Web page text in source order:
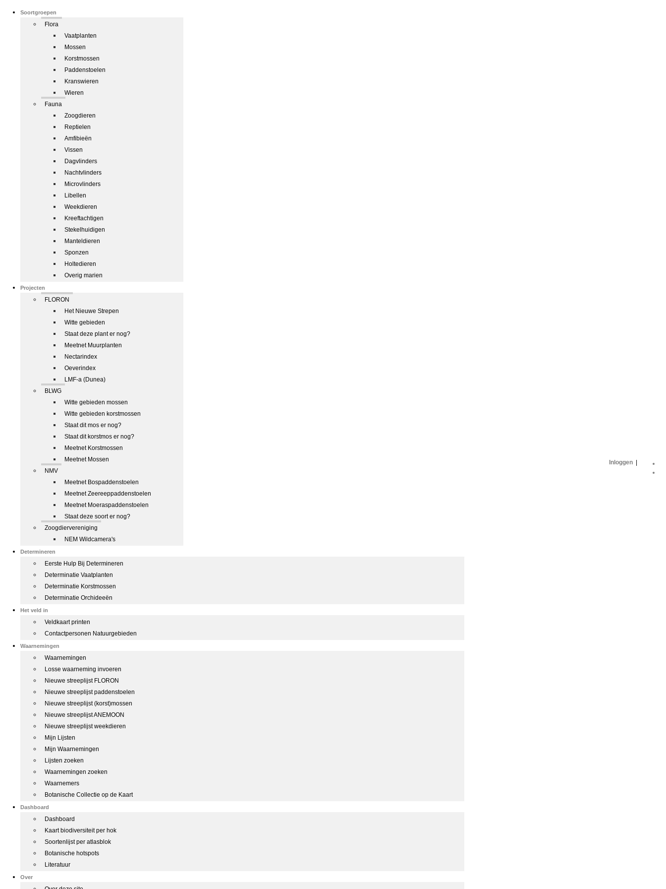
Soortgroepen
Flora
Vaatplanten
Mossen
Korstmossen
Paddenstoelen
Kranswieren
Wieren
Fauna
Zoogdieren
Reptielen
Amfibieën
Vissen
Dagvlinders
Nachtvlinders
Microvlinders
Libellen
Weekdieren
Kreeftachtigen
Stekelhuidigen
Manteldieren
Sponzen
Holtedieren
Overig marien
Projecten
FLORON
Het Nieuwe Strepen
Witte gebieden
Staat deze plant er nog?
Meetnet Muurplanten
Nectarindex
Oeverindex
LMF-a (Dunea)
BLWG
Witte gebieden mossen
Witte gebieden korstmossen
Staat dit mos er nog?
Staat dit korstmos er nog?
Meetnet Korstmossen
Meetnet Mossen
NMV
Meetnet Bospaddenstoelen
Meetnet Zeereeppaddenstoelen
Meetnet Moeraspaddenstoelen
Staat deze soort er nog?
Zoogdiervereniging
NEM Wildcamera's
Determineren
Eerste Hulp Bij Determineren
Determinatie Vaatplanten
Determinatie Korstmossen
Determinatie Orchideeën
Het veld in
Veldkaart printen
Contactpersonen Natuurgebieden
Waarnemingen
Waarnemingen
Losse waarneming invoeren
Nieuwe streeplijst FLORON
Nieuwe streeplijst paddenstoelen
Nieuwe streeplijst (korst)mossen
Nieuwe streeplijst ANEMOON
Nieuwe streeplijst weekdieren
Mijn Lijsten
Mijn Waarnemingen
Lijsten zoeken
Waarnemingen zoeken
Waarnemers
Botanische Collectie op de Kaart
Dashboard
Dashboard
Kaart biodiversiteit per hok
Soortenlijst per atlasblok
Botanische hotspots
Literatuur
Over
Inloggen